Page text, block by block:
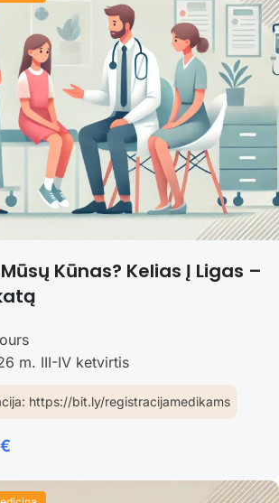
Kūnas? Kelias Į Ligas –
m. III-IV ketvirtis
https://bit.ly/registracijamedikams